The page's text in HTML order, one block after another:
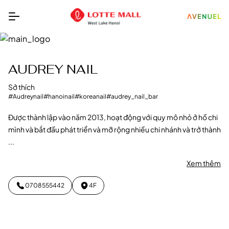
AUDREY NAIL
Sở thích
#Audreynail#hanoinail#koreanail#audrey_nail_bar
Được thành lập vào năm 2013, hoạt động với quy mô nhỏ ở hồ chi
mình và bắt đầu phát triển và mỡ rộng nhiều chi nhánh và trở thành
...
Xem thêm
0708555442 4F